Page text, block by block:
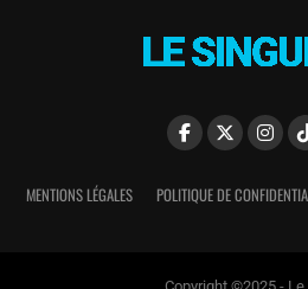
MENTIONS LÉGALES POLITIQUE DE